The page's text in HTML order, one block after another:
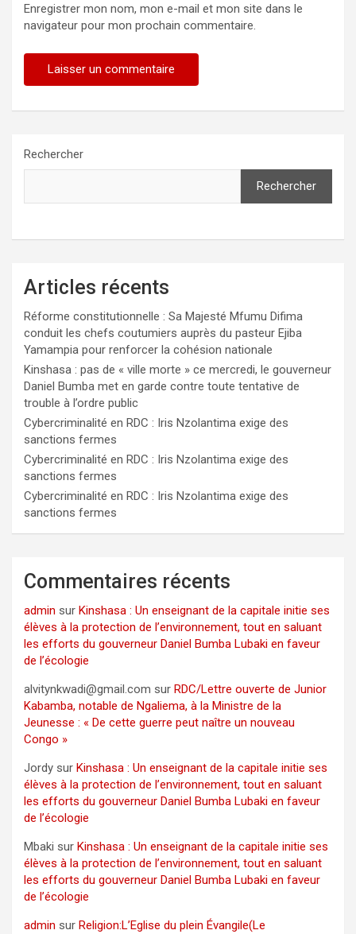
Enregistrer mon nom, mon e-mail et mon site dans le
navigateur pour mon prochain commentaire.
Rechercher
Rechercher
Articles récents
Réforme constitutionnelle : Sa Majesté Mfumu Difima
conduit les chefs coutumiers auprès du pasteur Ejiba
Yamampia pour renforcer la cohésion nationale
Kinshasa : pas de « ville morte » ce mercredi, le gouverneur
Daniel Bumba met en garde contre toute tentative de
trouble à l’ordre public
Cybercriminalité en RDC : Iris Nzolantima exige des
sanctions fermes
Cybercriminalité en RDC : Iris Nzolantima exige des
sanctions fermes
Cybercriminalité en RDC : Iris Nzolantima exige des
sanctions fermes
Commentaires récents
admin sur Kinshasa : Un enseignant de la capitale initie ses
élèves à la protection de l’environnement, tout en saluant
les efforts du gouverneur Daniel Bumba Lubaki en faveur
de l’écologie
alvitynkwadi@gmail.com sur RDC/Lettre ouverte de Junior
Kabamba, notable de Ngaliema, à la Ministre de la
Jeunesse : « De cette guerre peut naître un nouveau
Congo »
Jordy sur Kinshasa : Un enseignant de la capitale initie ses
élèves à la protection de l’environnement, tout en saluant
les efforts du gouverneur Daniel Bumba Lubaki en faveur
de l’écologie
Mbaki sur Kinshasa : Un enseignant de la capitale initie ses
élèves à la protection de l’environnement, tout en saluant
les efforts du gouverneur Daniel Bumba Lubaki en faveur
de l’écologie
admin sur Religion:L’Eglise du plein Évangile(Le